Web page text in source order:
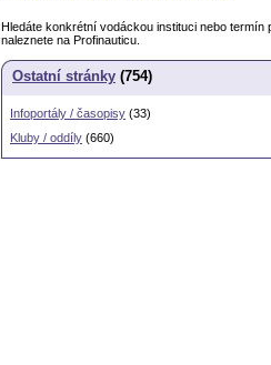
Hledáte konkrétní vodáckou instituci nebo
naleznete na Profinauticu.
Ostatní stránky (754)
Infoportály / časopisy (33)
Kluby / oddíly (660)